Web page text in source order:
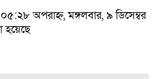
অপরাহ্ন, মঙ্গলবার, ৯ ডিসেম্বর
হয়েছে